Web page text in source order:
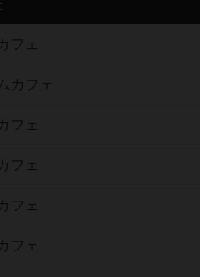
フェ
カフェ
フェ
フェ
フェ
フェ